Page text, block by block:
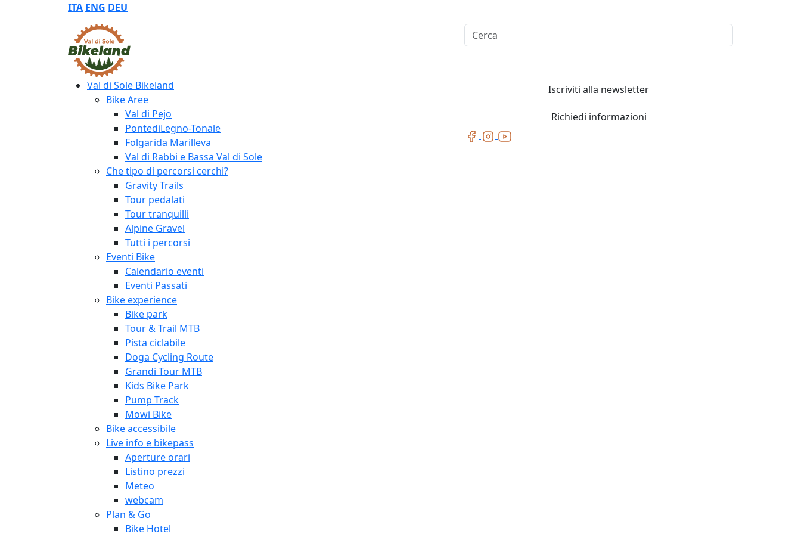
ITA ENG DEU
Cerca
Val di Sole Bikeland
Bike Aree
Val di Pejo
PontediLegno-Tonale
Folgarida Marilleva
Val di Rabbi e Bassa Val di Sole
Che tipo di percorsi cerchi?
Gravity Trails
Tour pedalati
Tour tranquilli
Alpine Gravel
Tutti i percorsi
Eventi Bike
Calendario eventi
Eventi Passati
Bike experience
Bike park
Tour & Trail MTB
Pista ciclabile
Doga Cycling Route
Grandi Tour MTB
Kids Bike Park
Pump Track
Mowi Bike
Bike accessibile
Live info e bikepass
Aperture orari
Listino prezzi
Meteo
webcam
Plan & Go
Bike Hotel
Iscriviti alla newsletter
Richiedi informazioni